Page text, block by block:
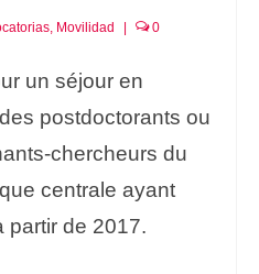
, Movilidad 0
un séjour en
postdoctorants ou
chercheurs du
centrale ayant
partir de 2017.